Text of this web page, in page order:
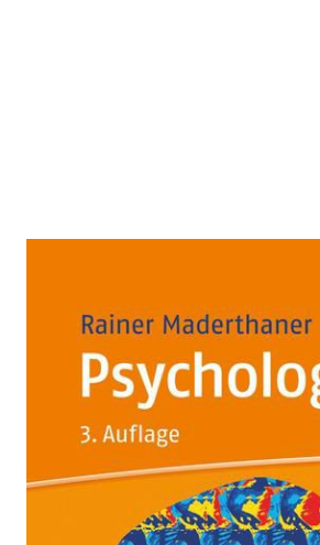
Zur Wunschliste hinzufügen
Rainer Maderthaner
Verlag: UTB|facultas
482